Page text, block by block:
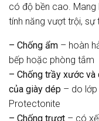
có độ bền cao. Mang
tính năng vượt trội, sự
– Chống ẩm – hoàn
bếp hoặc phòng tắm
– Chống trầy xước và
của giày dép – do
Protectonite
– Chống trượt – có